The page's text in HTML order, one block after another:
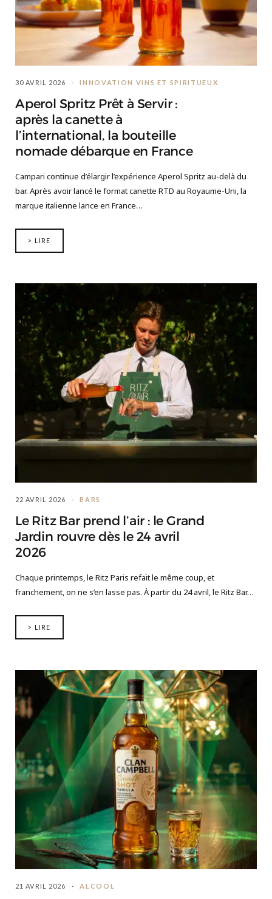
30 AVRIL 2026 INNOVATION VINS ET SPIRITUEUX
Aperol Spritz Prêt à Servir :
après la canette à
l’international, la bouteille
nomade débarque en France
Campari continue d’élargir l’expérience Aperol Spritz au-delà du
bar. Après avoir lancé le format canette RTD au Royaume-Uni, la
marque italienne lance en France…
> LIRE
22 AVRIL 2026 BARS
Le Ritz Bar prend l’air : le Grand
Jardin rouvre dès le 24 avril
2026
Chaque printemps, le Ritz Paris refait le même coup, et
franchement, on ne s’en lasse pas. À partir du 24 avril, le Ritz Bar…
> LIRE
21 AVRIL 2026 ALCOOL